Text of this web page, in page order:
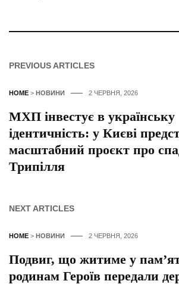
PREVIOUS ARTICLES
HOME > НОВИНИ 2 ЧЕРВНЯ, 2026
МХП інвестує в українську
ідентичність: у Києві
масштабний проєкт про
Трипілля
NEXT ARTICLES
HOME > НОВИНИ 2 ЧЕРВНЯ, 2026
Подвиг, що житиме у
родинам Героїв передали